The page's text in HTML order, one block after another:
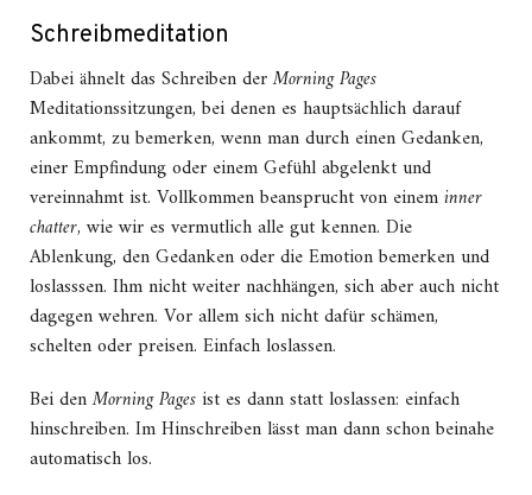
Schreibmeditation
Dabei ähnelt das Schreiben derMorning Pages
Meditationssitzungen, bei denen es hauptsächlich darauf
ankommt, zu bemerken, wenn man durch einen Gedanken,
einer Empfindung oder einem Gefühl abgelenkt und
vereinnahmt ist. Vollkommen beansprucht von eineminner
chatter, wie wir es vermutlich alle gut kennen. Die
Ablenkung, den Gedanken oder die Emotion bemerken und
loslasssen. Ihm nicht weiter nachhängen, sich aber auch nicht
dagegen wehren. Vor allem sich nicht dafür schämen,
schelten oder preisen. Einfach loslassen.
Bei denMorning Pagesist es dann statt loslassen: einfach
hinschreiben. Im Hinschreiben lässt man dann schon beinahe
automatisch los.